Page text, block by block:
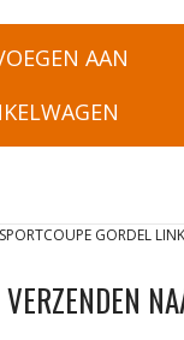
AAN
GORDEL
VERZENDEN